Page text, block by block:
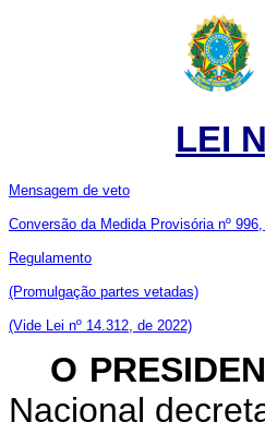
LEI
Mensagem de veto
Conversão da Medida Provisória nº
Regulamento
(Promulgação partes vetadas)
(Vide Lei nº 14.312, de 2022)
O
Nacional